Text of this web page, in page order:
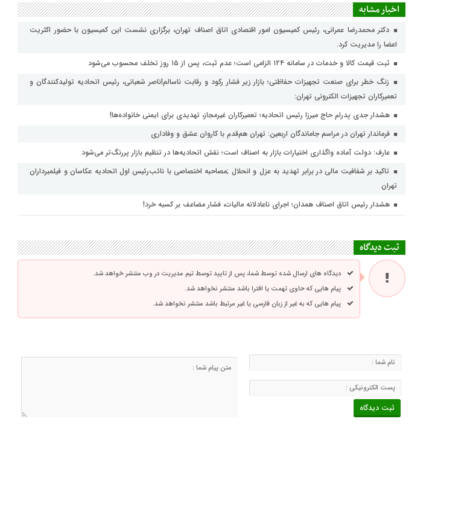
اخبار مشابه
دکتر محمدرضا عمرانی، رئیس کمیسیون امور اقتصادی اتاق اصناف تهران، برگزاری نشست این کمیسیون با حضور اکثریت
اعضا را مدیریت کرد.
ثبت قیمت کالا و خدمات در سامانه ۱۲۴ الزامی است؛ عدم ثبت، پس از ۱۵ روز تخلف محسوب می‌شود
زنگ خطر برای صنعت تجهیزات حفاظتی؛ بازار زیر فشار رکود و رقابت ناسالم!ناصر شعبانی، رئیس اتحادیه تولیدکنندگان و
تعمیرکاران تجهیزات الکترونی تهران:
هشدار جدی پدرام حاج میرزا رئیس اتحادیه؛ تعمیرکاران غیرمجاز، تهدیدی برای ایمنی خانواده‌ها!
فرماندار تهران در مراسم جاماندگان اربعین: تهران هم‌قدم با کاروان عشق و وفاداری
عارف: دولت آماده واگذاری اختیارات بازار به اصناف است؛ نقش اتحادیه‌ها در تنظیم بازار پررنگ‌تر می‌شود
تاکید بر شفافیت مالی در برابر تهدید به عزل و انحلال ;مصاحبه اختصاصی با نائب‌رئیس اول اتحادیه عکاسان و فیلمبرداران
تهران
هشدار رئیس اتاق اصناف همدان؛ اجرای ناعادلانه مالیات، فشار مضاعف بر کسبه خرد!
ثبت دیدگاه
دیدگاه های ارسال شده توسط شما، پس از تایید توسط تیم مدیریت در وب منتشر خواهد شد.
پیام هایی که حاوی تهمت یا افترا باشد منتشر نخواهد شد.
پیام هایی که به غیر از زبان فارسی یا غیر مرتبط باشد منتشر نخواهد شد.